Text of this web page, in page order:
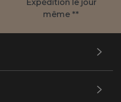
Expédition le jour
même **